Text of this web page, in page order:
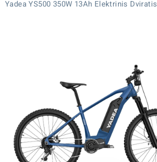
Yadea YS500 350W 13Ah Elektrinis Dviratis